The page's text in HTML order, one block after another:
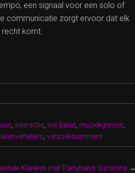
een signaal voor een solo of
communicatie zorgt ervoor dat elk
recht komt.
, interactie, live band, muziekgenres,
, verzoeknummers
Klanken met Partyband Sunshine →